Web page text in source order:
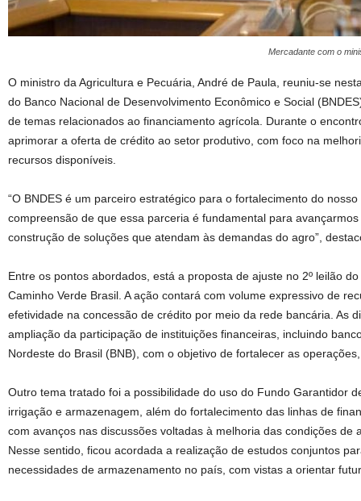
Mercadante com o
O ministro da Agricultura e Pecuária, André de Paula, reuniu-se
do Banco Nacional de Desenvolvimento Econômico e Social
de temas relacionados ao financiamento agrícola. Durante o
aprimorar a oferta de crédito ao setor produtivo, com foco na
recursos disponíveis.
“O BNDES é um parceiro estratégico para o fortalecimento do
compreensão de que essa parceria é fundamental para
construção de soluções que atendam às demandas do agro”,
Entre os pontos abordados, está a proposta de ajuste no 2º leilão
Caminho Verde Brasil. A ação contará com volume expressivo de
efetividade na concessão de crédito por meio da rede bancária. As
ampliação da participação de instituições financeiras, incluindo
Nordeste do Brasil (BNB), com o objetivo de fortalecer as
Outro tema tratado foi a possibilidade do uso do Fundo Garantidor
irrigação e armazenagem, além do fortalecimento das linhas de
com avanços nas discussões voltadas à melhoria das condições de
Nesse sentido, ficou acordada a realização de estudos conjuntos
necessidades de armazenamento no país, com vistas a orientar